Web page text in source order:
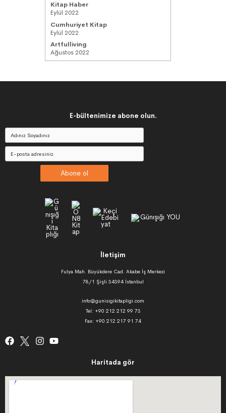
Kitap Haber
Eylül 2022
Cumhuriyet Kitap
Eylül 2022
Artfulliving
Ağustos 2022
E-bültenimize abone olun.
Abone ol
İletişim
Fulya Mah. Büyükdere Cad. Akabe İş Merkezi
78/1 Şişli 34394 İstanbul
info@gunisigikitapligi.com
Tel: +90 212 212 99 73
Fax: +90 212 217 91 74
Haritada gör